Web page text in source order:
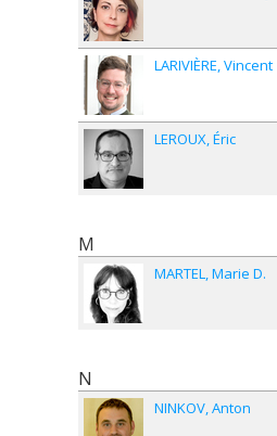
LARIVIÈRE Vincent
LEROUX Éric
M
MARTEL Marie D.
N
NINKOV Anton